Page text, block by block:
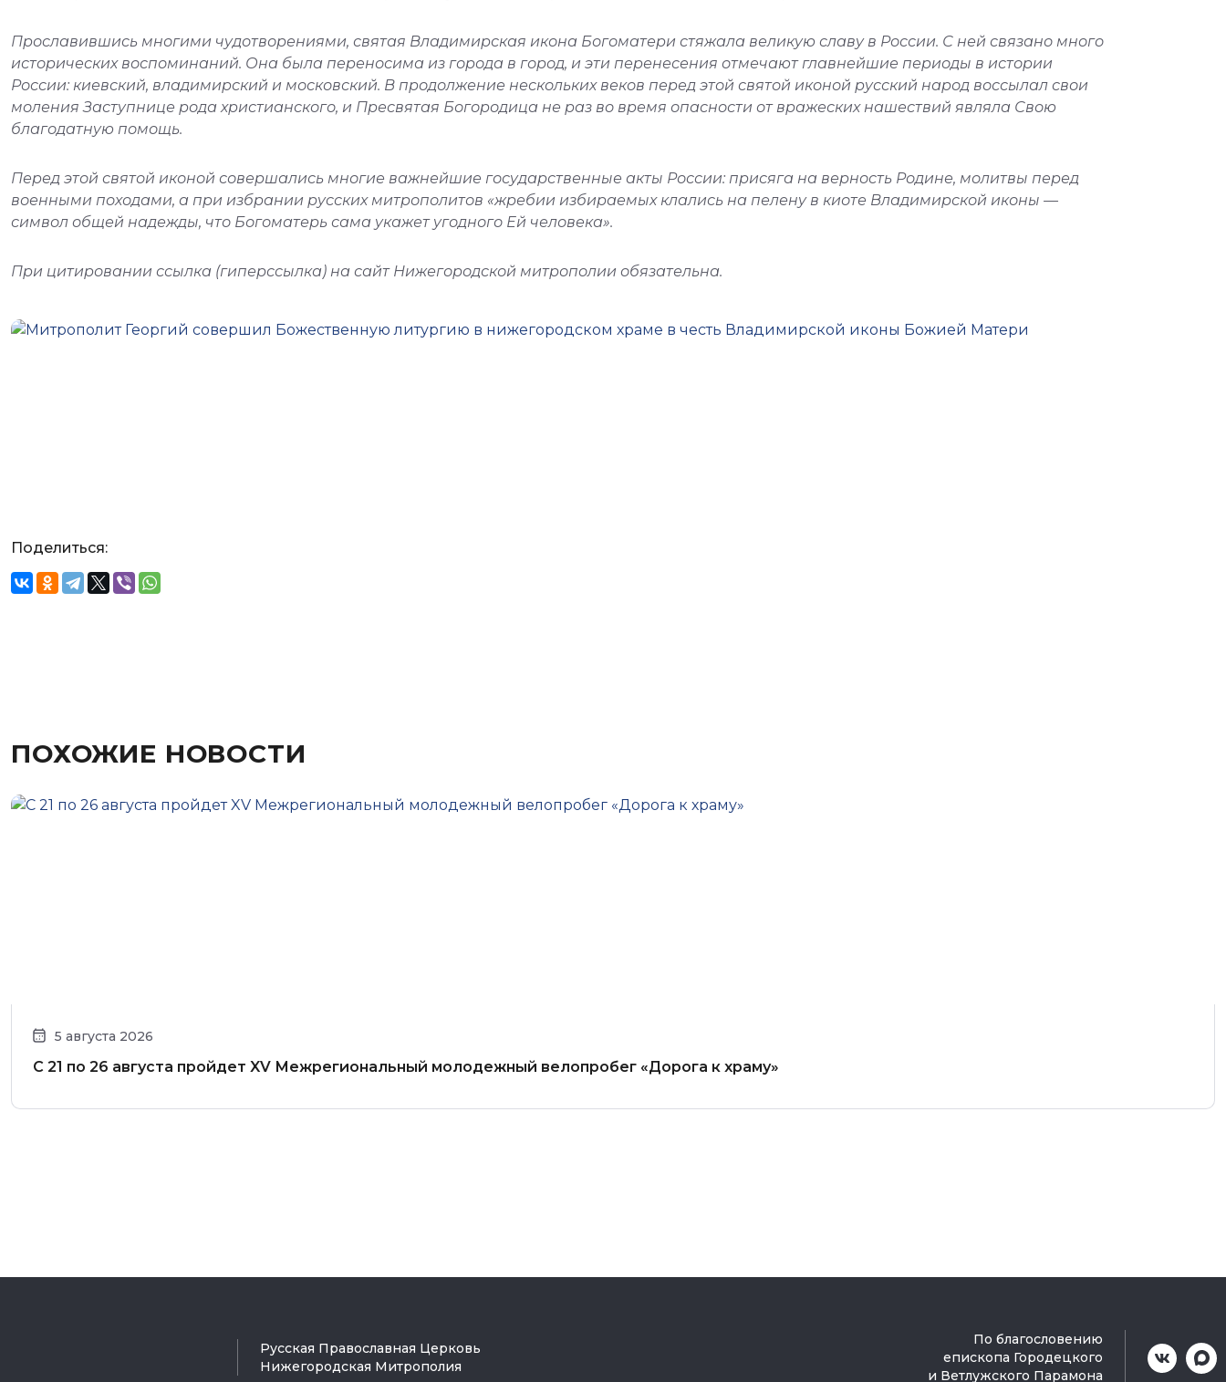
Прославившись многими чудотворениями, святая Владимирская икона Богоматери стяжала великую славу в России. С ней связано много
исторических воспоминаний. Она была переносима из города в город, и эти перенесения отмечают главнейшие периоды в истории
России: киевский, владимирский и московский. В продолжение нескольких веков перед этой святой иконой русский народ воссылал свои
моления Заступнице рода христианского, и Пресвятая Богородица не раз во время опасности от вражеских нашествий являла Свою
благодатную помощь.
Перед этой святой иконой совершались многие важнейшие государственные акты России: присяга на верность Родине, молитвы перед
военными походами, а при избрании русских митрополитов «жребии избираемых клались на пелену в киоте Владимирской иконы —
символ общей надежды, что Богоматерь сама укажет угодного Ей человека».
При цитировании ссылка (гиперссылка) на сайт Нижегородской митрополии обязательна.
Поделиться:
ПОХОЖИЕ НОВОСТИ
5 августа 2026
С 21 по 26 августа пройдет XV Межрегиональный молодежный велопробег «Дорога к храму»
Русская Православная Церковь
Нижегородская Митрополия
По благословению
епископа Городецкого
и Ветлужского Парамона